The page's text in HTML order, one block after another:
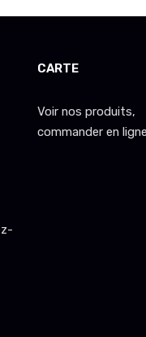
CARTE
Voir nos produits,
commander en ligne